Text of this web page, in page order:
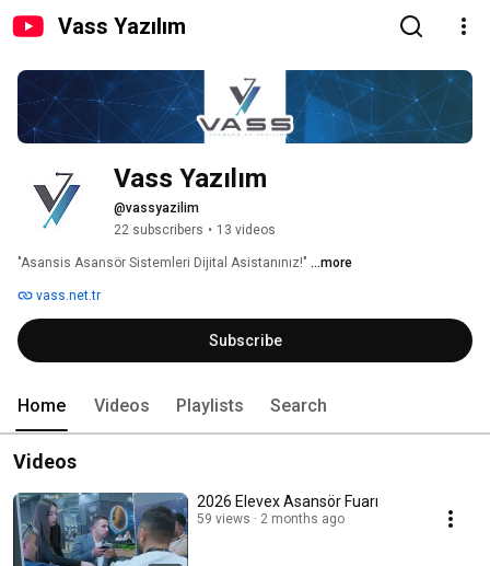
Vass Yazılım
Vass Yazılım
@vassyazilim
22 subscribers • 13 videos
"Asansis Asansör Sistemleri Dijital Asistanınız!" ...more
vass.net.tr
Subscribe
Home Videos Playlists Search
Videos
2026 Elevex Asansör Fuarı
59 views 2 months ago